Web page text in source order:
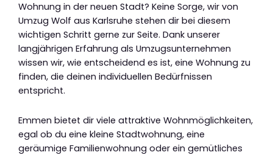
Wohnung in der neuen Stadt? Keine Sorge, wir von
Umzug Wolf aus Karlsruhe stehen dir bei diesem
wichtigen Schritt gerne zur Seite. Dank unserer
langjährigen Erfahrung als Umzugsunternehmen
wissen wir, wie entscheidend es ist, eine Wohnung zu
finden, die deinen individuellen Bedürfnissen
entspricht.
Emmen bietet dir viele attraktive Wohnmöglichkeiten,
egal ob du eine kleine Stadtwohnung, eine
geräumige Familienwohnung oder ein gemütliches